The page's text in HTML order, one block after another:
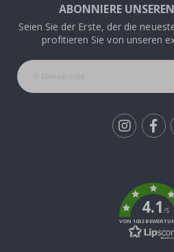
ABONNIERE
Seien Sie der Erste, der die
profitieren Sie von unseren
4.1/5
VON 1032